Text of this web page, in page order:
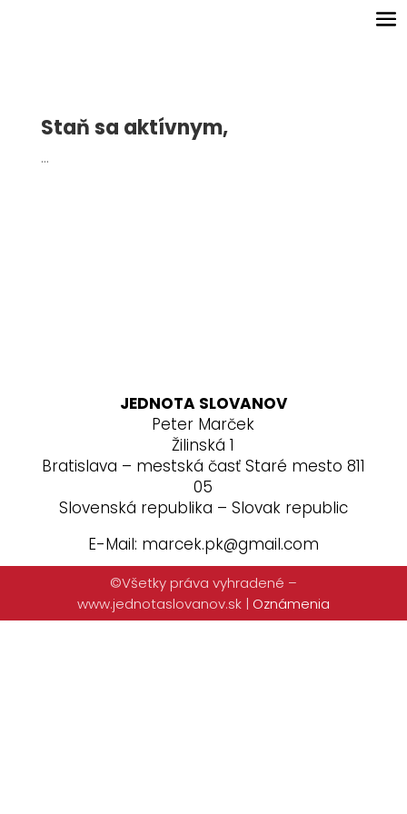
Staň sa aktívnym,
…
JEDNOTA SLOVANOV
Peter Marček
Žilinská 1
Bratislava – mestská časť Staré mesto 811
05
Slovenská republika – Slovak republic
E-Mail: marcek.pk@gmail.com
©Všetky práva vyhradené –
www.jednotaslovanov.sk | Oznámenia